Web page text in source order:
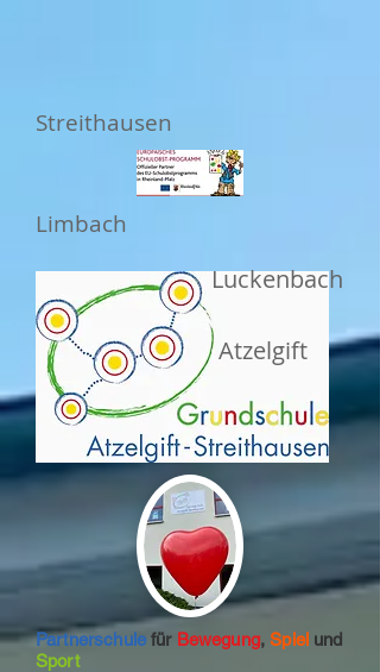
Streithausen
Limbach
Luckenbach
Atzelgift
Partnerschulefür Bewegung,Spiel und
Sport